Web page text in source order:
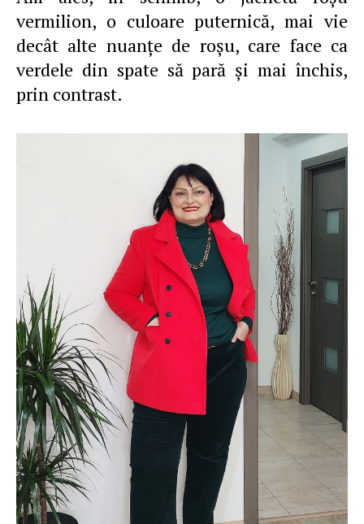
vermilion, o culoare puternică, mai vie
decât alte nuanţe de roşu, care face ca
verdele din spate să pară şi mai închis,
prin contrast.